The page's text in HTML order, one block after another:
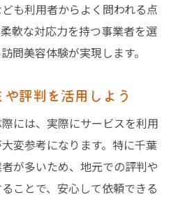
も利用者からよく問われる点
軟な対応力を持つ事業者を選
問美容体験が実現します。
評判を活用しよう
には、実際にサービスを利用
変参考になります。特に千葉
が多いため、地元での評判や
ことで、安心して依頼できる